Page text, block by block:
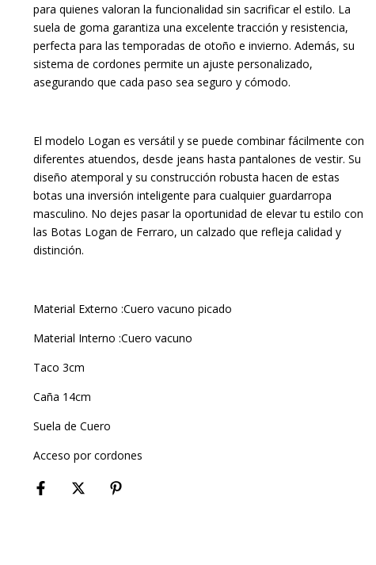
para quienes valoran la funcionalidad sin sacrificar el estilo. La
suela de goma garantiza una excelente tracción y resistencia,
perfecta para las temporadas de otoño e invierno. Además, su
sistema de cordones permite un ajuste personalizado,
asegurando que cada paso sea seguro y cómodo.
El modelo Logan es versátil y se puede combinar fácilmente con
diferentes atuendos, desde jeans hasta pantalones de vestir. Su
diseño atemporal y su construcción robusta hacen de estas
botas una inversión inteligente para cualquier guardarropa
masculino. No dejes pasar la oportunidad de elevar tu estilo con
las Botas Logan de Ferraro, un calzado que refleja calidad y
distinción.
Material Externo :Cuero vacuno picado
Material Interno :Cuero vacuno
Taco 3cm
Caña 14cm
Suela de Cuero
Acceso por cordones